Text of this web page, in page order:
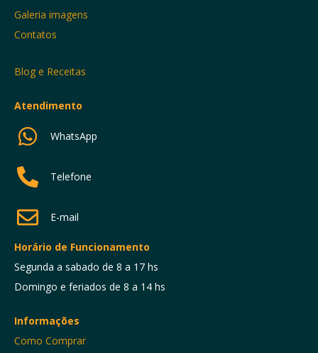
Galeria imagens
Contatos
Blog e Receitas
Atendimento
WhatsApp
Telefone
E-mail
Horário de Funcionamento
Segunda a sabado de 8 a 17 hs
Domingo e feriados de 8 a 14 hs
Informações
Como Comprar